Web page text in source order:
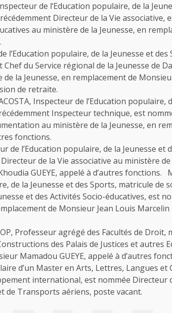
de l’Education populaire, de la
Directeur de la Vie associative,
au ministère de la Jeunesse, en
l’Education populaire, de la Jeunesse et
Chef du Service régional de la Jeunesse de
la Jeunesse, en remplacement de
de retraite.
Inspecteur de l’Education populaire,
Inspecteur technique, est
au ministère de la Jeunesse, en
fonctions.
de l’Education populaire, de la Jeunesse
de la Vie associative au ministère de
GUEYE, appelé à d’autres fonctions.
de la Jeunesse et des Sports, matricule de
et des Activités Socio-éducatives, est
de Monsieur Jean Louis Marcelin
Professeur agrégé des Facultés de Droit,
des Palais de Justices et autres
Mamadou GUEYE, appelé à d’autres
d’un Master en Arts, Lettres, Langues
international, est nommée
de Transports aériens, poste vacant.